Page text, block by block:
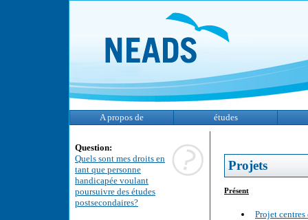
A propos de études
Question:
Quels sont mes droits en
tant que personne
handicapée voulant
poursuivre des études
postsecondaires?
Projets
Présent
Projet centres